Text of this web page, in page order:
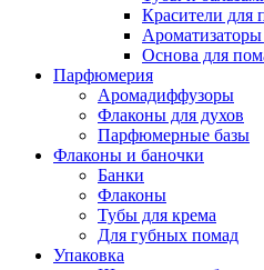
Красители для
Основа для
Парфюмерия
Аромадиффузоры
Флаконы для духов
Парфюмерные базы
Флаконы и баночки
Банки
Флаконы
Тубы для крема
Для губных помад
Упаковка